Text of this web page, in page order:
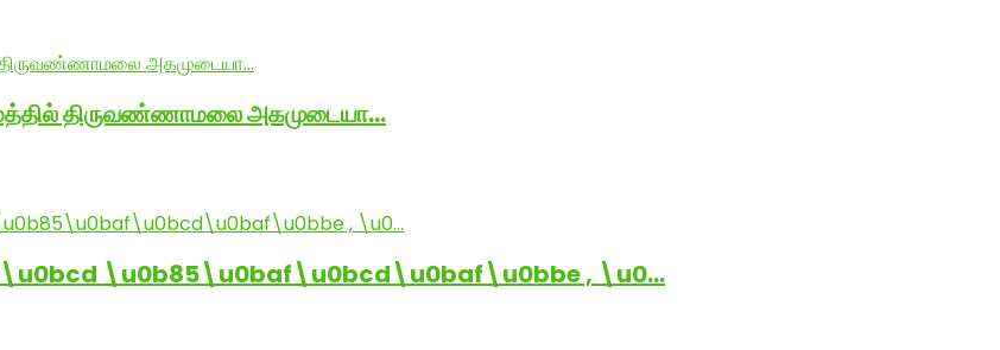
திருவண்ணாமலை அகமுடையா…
\u0b85\u0baf\u0bcd\u0baf\u0bbe , \u0…